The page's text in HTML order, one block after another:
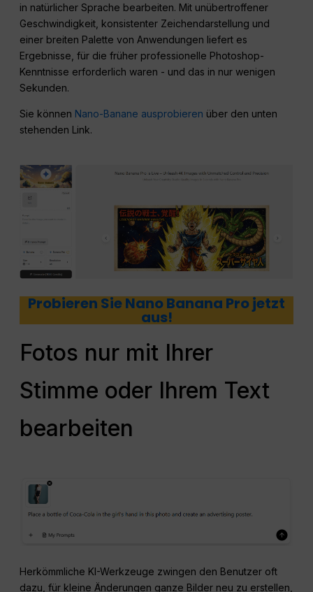
in natürlicher Sprache bearbeiten. Mit unübertroffener
Geschwindigkeit, konsistenter Zeichendarstellung und
einer breiten Palette von Anwendungen liefert es
Ergebnisse, für die früher professionelle Photoshop-
Kenntnisse erforderlich waren - und das in nur wenigen
Sekunden.
Sie können Nano-Banane ausprobieren über den unten
stehenden Link.
Probieren Sie Nano Banana Pro jetzt
aus!
Fotos nur mit Ihrer
Stimme oder Ihrem Text
bearbeiten
Herkömmliche KI-Werkzeuge zwingen den Benutzer oft
dazu, für kleine Änderungen ganze Bilder neu zu erstellen,